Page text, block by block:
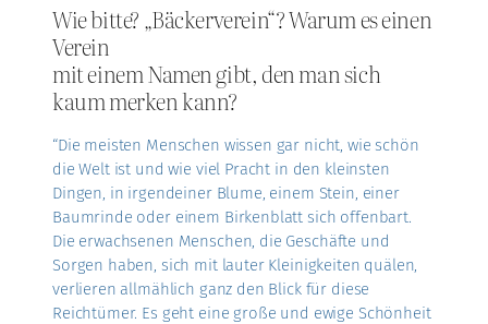
Wie bitte? „Bäckerverein“? Warum es einen
Verein
mit einem Namen gibt, den man sich
kaum merken kann?
“Die meisten Menschen wissen gar nicht, wie schön
die Welt ist und wie viel Pracht in den kleinsten
Dingen, in irgendeiner Blume, einem Stein, einer
Baumrinde oder einem Birkenblatt sich offenbart.
Die erwachsenen Menschen, die Geschäfte und
Sorgen haben, sich mit lauter Kleinigkeiten quälen,
verlieren allmählich ganz den Blick für diese
Reichtümer. Es geht eine große und ewige Schönheit